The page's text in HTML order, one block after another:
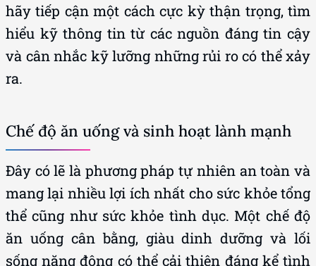
hãy tiếp cận một cách cực kỳ thận trọng, tìm
hiểu kỹ thông tin từ các nguồn đáng tin cậy
và cân nhắc kỹ lưỡng những rủi ro có thể xảy
ra.
Chế độ ăn uống và sinh hoạt lành mạnh
Đây có lẽ là phương pháp tự nhiên an toàn và
mang lại nhiều lợi ích nhất cho sức khỏe tổng
thể cũng như sức khỏe tình dục. Một chế độ
ăn uống cân bằng, giàu dinh dưỡng và lối
sống năng động có thể cải thiện đáng kể tình